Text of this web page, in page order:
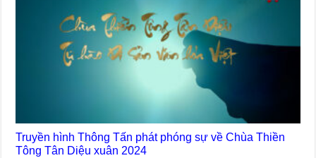
Truyền hình Thông Tấn phát phóng sự về Chùa Thiền
Tông Tân Diệu xuân 2024